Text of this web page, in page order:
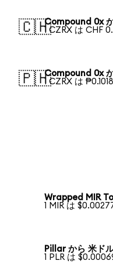
🇨🇭Compound 0x
1 CZRX は CHF
🇵🇭Compound 0x
1 CZRX は
Wrapped MIR
1 MIR は
Pillar から 米ド
1 PLR は